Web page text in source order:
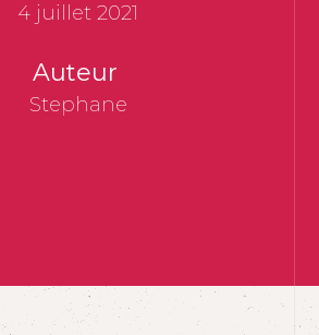
4 juillet 2021
Auteur
Stephane